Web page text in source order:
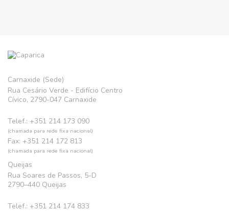
Carnaxide (Sede)
Rua Cesário Verde - Edifício Centro
Cívico, 2790-047 Carnaxide
Telef.: +351 214 173 090
(chamada para rede fixa nacional)
Fax: +351 214 172 813
(chamada para rede fixa nacional)
Queijas
Rua Soares de Passos, 5-D
2790–440 Queijas
Telef.: +351 214 174 833